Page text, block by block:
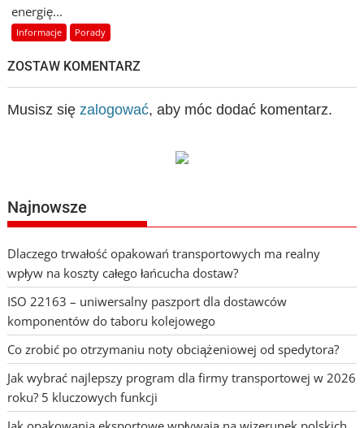
energię...
Informacje Porady
ZOSTAW KOMENTARZ
Musisz sięzalogować, aby móc dodać komentarz.
Najnowsze
Dlaczego trwałość opakowań transportowych ma realny
wpływ na koszty całego łańcucha dostaw?
ISO 22163 – uniwersalny paszport dla dostawców
komponentów do taboru kolejowego
Co zrobić po otrzymaniu noty obciążeniowej od spedytora?
Jak wybrać najlepszy program dla firmy transportowej w 2026
roku? 5 kluczowych funkcji